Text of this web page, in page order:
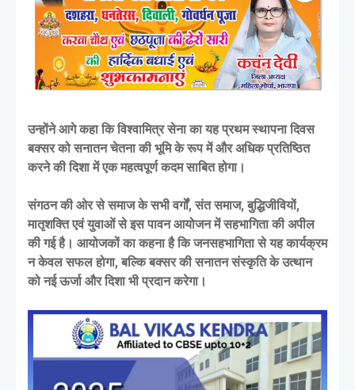
उन्होंने आगे कहा कि विश्वामित्र सेना का यह प्रथम स्थापना दिवस
बक्सर को सनातन चेतना की भूमि के रूप में और अधिक प्रतिष्ठित
करने की दिशा में एक महत्वपूर्ण कदम साबित होगा।
संगठन की ओर से समाज के सभी वर्गों, संत समाज, बुद्धिजीवियों,
मातृशक्ति एवं युवाओं से इस पावन आयोजन में सहभागिता की अपील
की गई है। आयोजकों का कहना है कि जनसहभागिता से यह कार्यक्रम
न केवल सफल होगा, बल्कि बक्सर की सनातन संस्कृति के उत्थान
को नई ऊर्जा और दिशा भी प्रदान करेगा।